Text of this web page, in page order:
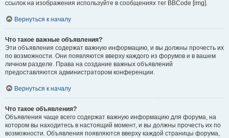
ссылок на изображения используйте в сообщениях тег BBCode [img].
Вернуться к началу
Что такое важные объявления?
Эти объявления содержат важную информацию, и вы должны прочесть их
по возможности. Они появляются вверху каждого из форумов и в вашем
личном разделе. Права на создание важных объявлений
предоставляются администратором конференции.
Вернуться к началу
Что такое объявления?
Объявления чаще всего содержат важную информацию для форума, на
котором вы находитесь в настоящий момент, и вы должны прочесть их по
возможности. Объявления появляются вверху каждой страницы форума,